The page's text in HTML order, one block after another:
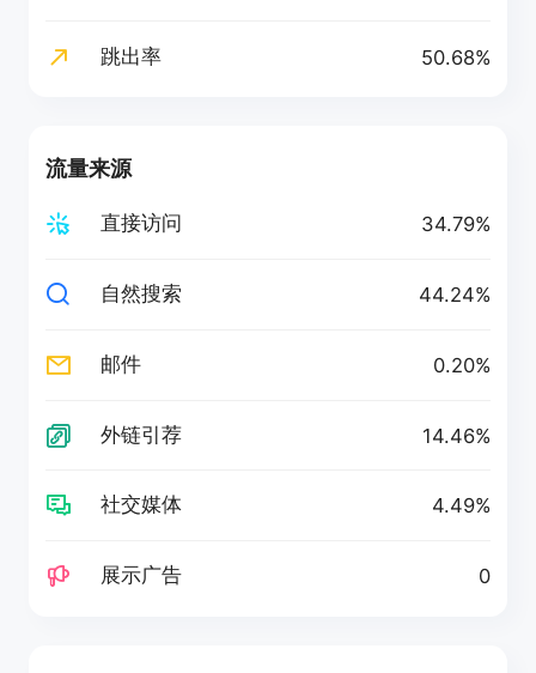
跳出率 50.68%
流量来源
直接访问 34.79%
自然搜索 44.24%
邮件 0.20%
外链引荐 14.46%
社交媒体 4.49%
展示广告 0